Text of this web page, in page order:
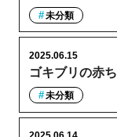
未分類
ゴキブリの赤
2025.06.15
未分類